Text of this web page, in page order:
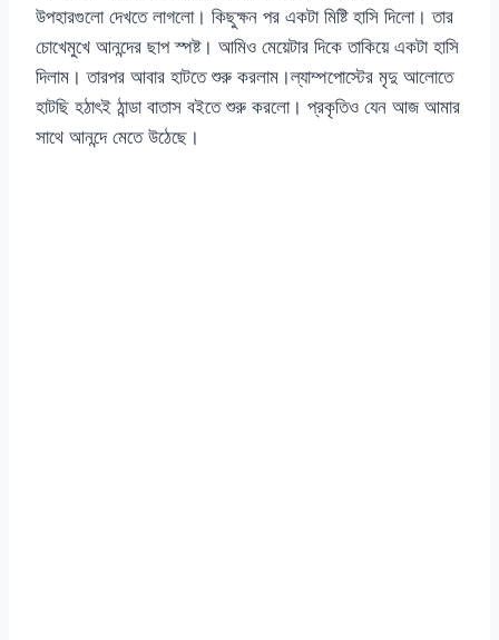
উপহারগুলো দেখতে লাগলো। কিছুক্ষন পর একটা মিষ্টি হাসি দিলো। তার
চোখেমুখে আনন্দের ছাপ স্পষ্ট। আমিও মেয়েটার দিকে তাকিয়ে একটা হাসি
দিলাম। তারপর আবার হাটতে শুরু করলাম।ল্যাম্পপোস্টের মৃদু আলোতে
হাটছি হঠাৎই ঠান্ডা বাতাস বইতে শুরু করলো। প্রকৃতিও যেন আজ আমার
সাথে আনন্দে মেতে উঠেছে।